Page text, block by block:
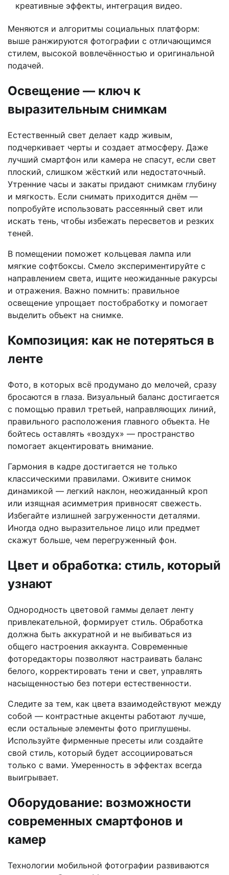
креативные эффекты, интеграция видео.
Меняются и алгоритмы социальных платформ:
выше ранжируются фотографии с отличающимся
стилем, высокой вовлечённостью и оригинальной
подачей.
Освещение — ключ к
выразительным снимкам
Естественный свет делает кадр живым,
подчеркивает черты и создает атмосферу. Даже
лучший смартфон или камера не спасут, если свет
плоский, слишком жёсткий или недостаточный.
Утренние часы и закаты придают снимкам глубину
и мягкость. Если снимать приходится днём —
попробуйте использовать рассеянный свет или
искать тень, чтобы избежать пересветов и резких
теней.
В помещении поможет кольцевая лампа или
мягкие софтбоксы. Смело экспериментируйте с
направлением света, ищите неожиданные ракурсы
и отражения. Важно помнить: правильное
освещение упрощает постобработку и помогает
выделить объект на снимке.
Композиция: как не потеряться в
ленте
Фото, в которых всё продумано до мелочей, сразу
бросаются в глаза. Визуальный баланс достигается
с помощью правил третьей, направляющих линий,
правильного расположения главного объекта. Не
бойтесь оставлять «воздух» — пространство
помогает акцентировать внимание.
Гармония в кадре достигается не только
классическими правилами. Оживите снимок
динамикой — легкий наклон, неожиданный кроп
или изящная асимметрия привносят свежесть.
Избегайте излишней загруженности деталями.
Иногда одно выразительное лицо или предмет
скажут больше, чем перегруженный фон.
Цвет и обработка: стиль, который
узнают
Однородность цветовой гаммы делает ленту
привлекательной, формирует стиль. Обработка
должна быть аккуратной и не выбиваться из
общего настроения аккаунта. Современные
фоторедакторы позволяют настраивать баланс
белого, корректировать тени и свет, управлять
насыщенностью без потери естественности.
Следите за тем, как цвета взаимодействуют между
собой — контрастные акценты работают лучше,
если остальные элементы фото приглушены.
Используйте фирменные пресеты или создайте
свой стиль, который будет ассоциироваться
только с вами. Умеренность в эффектах всегда
выигрывает.
Оборудование: возможности
современных смартфонов и
камер
Технологии мобильной фотографии развиваются